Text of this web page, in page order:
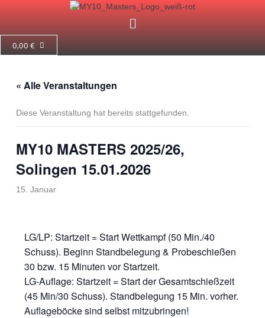
Menü
0,00 €
« Alle Veranstaltungen
Diese Veranstaltung hat bereits stattgefunden.
MY10 MASTERS 2025/26,
Solingen 15.01.2026
15. Januar
LG/LP: Startzeit = Start Wettkampf (50 Min./40
Schuss). Beginn Standbelegung & Probeschießen
30 bzw. 15 Minuten vor Startzeit.
LG-Auflage: Startzeit = Start der Gesamtschießzeit
(45 Min/30 Schuss). Standbelegung 15 Min. vorher.
Auflageböcke sind selbst mitzubringen!